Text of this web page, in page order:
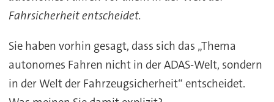
Fahrsicherheit entscheidet.
Sie haben vorhin gesagt, dass sich das „Thema
autonomes Fahren nicht in der ADAS-Welt, sondern
in der Welt der Fahrzeugsicherheit“ entscheidet.